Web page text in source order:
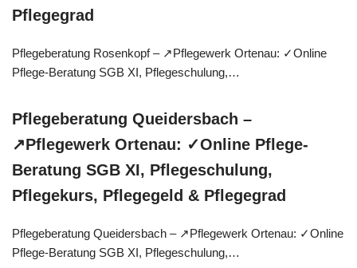
Pflegegrad
Pflegeberatung Rosenkopf – ↗️Pflegewerk Ortenau: ✓Online
Pflege-Beratung SGB XI, Pflegeschulung,…
Pflegeberatung Queidersbach –
↗️Pflegewerk Ortenau: ✓Online Pflege-
Beratung SGB XI, Pflegeschulung,
Pflegekurs, Pflegegeld & Pflegegrad
Pflegeberatung Queidersbach – ↗️Pflegewerk Ortenau: ✓Online
Pflege-Beratung SGB XI, Pflegeschulung,…